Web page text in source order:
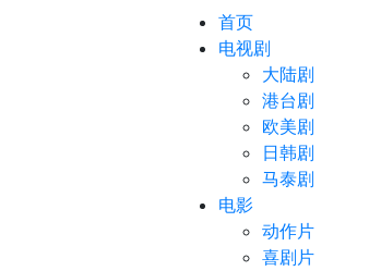
首页
电视剧
大陆剧
港台剧
欧美剧
日韩剧
马泰剧
电影
动作片
喜剧片